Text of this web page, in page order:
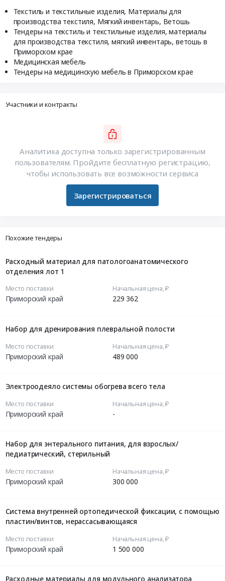
Текстиль и текстильные изделия, Материалы для
производства текстиля, Мягкий инвентарь, Ветошь
Тендеры на текстиль и текстильные изделия, материалы
для производства текстиля, мягкий инвентарь, ветошь в
Приморском крае
Медицинская мебель
Тендеры на медицинскую мебель в Приморском крае
Участники и контракты
Аналитика доступна только зарегистрированным
пользователям. Пройдите бесплатную регистрацию,
чтобы использовать все возможности сервиса
Зарегистрироваться
Похожие тендеры
Расходный материал для патологоанатомического
отделения лот 1
Место поставки
Приморский край
Начальная цена, ₽
229 362
Набор для дренирования плевральной полости
Место поставки
Приморский край
Начальная цена, ₽
489 000
Электроодеяло системы обогрева всего тела
Место поставки
Приморский край
Начальная цена, ₽
-
Набор для энтерального питания, для взрослых/
педиатрический, стерильный
Место поставки
Приморский край
Начальная цена, ₽
300 000
Система внутренней ортопедической фиксации, с помощью
пластин/винтов, нерассасывающаяся
Место поставки
Приморский край
Начальная цена, ₽
1 500 000
Расходные материалы для модульного анализатора